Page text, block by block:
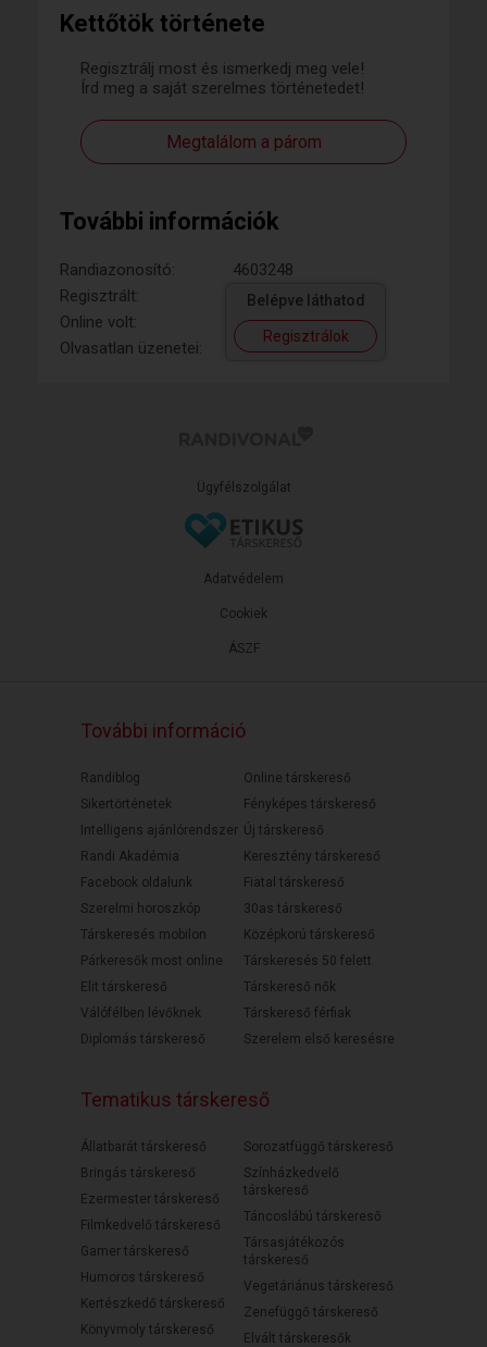
Kettőtök története
Regisztrálj most és ismerkedj meg vele!
Írd meg a saját szerelmes történetedet!
Megtalálom a párom
További információk
Randiazonosító:
4603248
Regisztrált:
Online volt:
Olvasatlan üzenetei:
Belépve láthatod
Regisztrálok
Ügyfélszolgálat
ÁSZF
Adatvédelem
Cookiek
További információ
Randiblog
Sikertörténetek
Intelligens ajánlórendszer
Randi Akadémia
Facebook oldalunk
Szerelmi horoszkóp
Társkeresés mobilon
Párkeresők most online
Elit társkereső
Válófélben lévőknek
Diplomás társkereső
Online társkereső
Fényképes társkereső
Új társkereső
Keresztény társkereső
Fiatal társkereső
30as társkereső
Középkorú társkereső
Társkeresés 50 felett
Társkereső nők
Társkereső férfiak
Szerelem első keresésre
Tematikus társkereső
Állatbarát társkereső
Bringás társkereső
Ezermester társkereső
Filmkedvelő társkereső
Gamer társkereső
Humoros társkereső
Kertészkedő társkereső
Könyvmoly társkereső
Sorozatfüggő társkereső
Színházkedvelő
társkereső
Táncoslábú társkereső
Társasjátékozós
társkereső
Vegetáriánus társkereső
Zenefüggő társkereső
Elvált társkeresők